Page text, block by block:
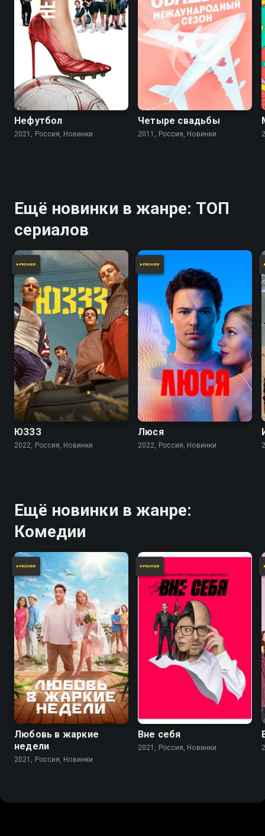
Нефутбол
2021, Россия, Новинки
Четыре свадьбы
2011, Россия, Новинки
Ещё новинки в жанре: ТОП
сериалов
ЮЗЗЗ
2022, Россия, Новинки
Люся
2022, Россия, Новинки
Ещё новинки в жанре:
Комедии
Любовь в жаркие
недели
2021, Россия, Новинки
Вне себя
2021, Россия, Новинки